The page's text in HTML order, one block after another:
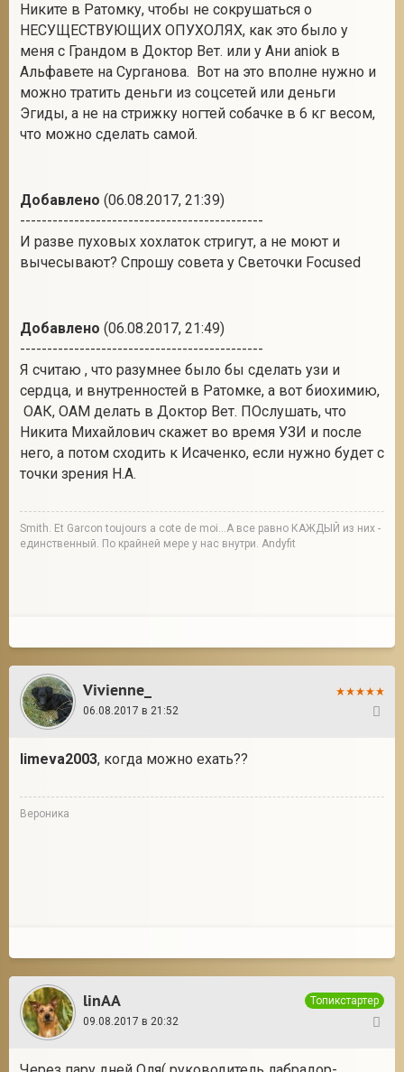
Никите в Ратомку, чтобы не сокрушаться о
НЕСУЩЕСТВУЮЩИХ ОПУХОЛЯХ, как это было у
меня с Грандом в Доктор Вет. или у Ани aniok в
Альфавете на Сурганова. Вот на это вполне нужно и
можно тратить деньги из соцсетей или деньги
Эгиды, а не на стрижку ногтей собачке в 6 кг весом,
что можно сделать самой.
Добавлено (06.08.2017, 21:39)
---------------------------------------------
И разве пуховых хохлаток стригут, а не моют и
вычесывают? Спрошу совета у Светочки Focused
Добавлено (06.08.2017, 21:49)
---------------------------------------------
Я считаю , что разумнее было бы сделать узи и
сердца, и внутренностей в Ратомке, а вот биохимию,
ОАК, ОАМ делать в Доктор Вет. ПОслушать, что
Никита Михайлович скажет во время УЗИ и после
него, а потом сходить к Исаченко, если нужно будет с
точки зрения Н.А.
Smith. Et Garcon toujours a cote de moi...А все равно КАЖДЫЙ из них -
единственный. По крайней мере у нас внутри. Andyfit
Vivienne_
06.08.2017 в 21:52
limeva2003, когда можно ехать??
Вероника
linAA
Топикстартер
09.08.2017 в 20:32